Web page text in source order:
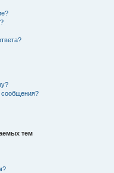
сообщения?
тем